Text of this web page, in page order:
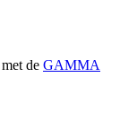
de GAMMA